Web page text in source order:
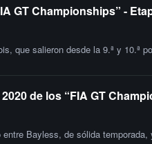
GT Championships” -
que salieron desde la 9.ª y 10.ª
de los “FIA GT
entre Bayless, de sólida